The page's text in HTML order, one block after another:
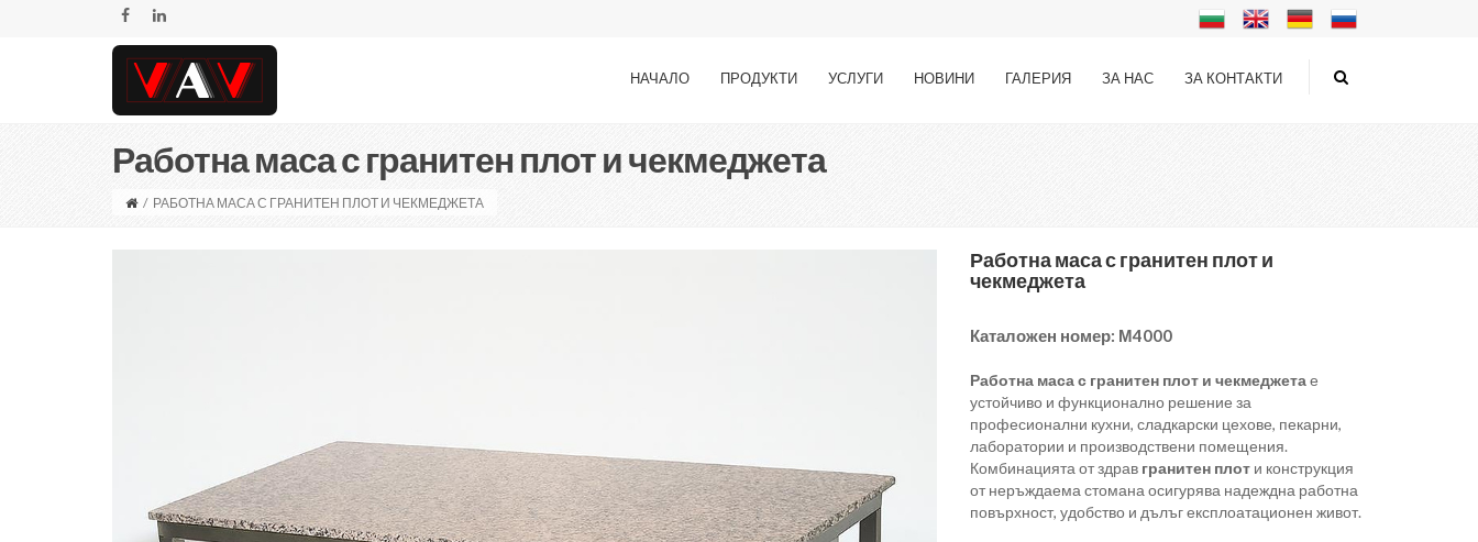
НАЧАЛО ПРОДУКТИ УСЛУГИ НОВИНИ ГАЛЕРИЯ ЗА НАС ЗА КОНТАКТИ
Работна маса с гранитен плот и чекмеджета
/ РАБОТНА МАСА С ГРАНИТЕН ПЛОТ И ЧЕКМЕДЖЕТА
Работна маса с гранитен плот и
чекмеджета
Каталожен номер: М4000
Работна маса с гранитен плот и чекмеджетае
устойчиво и функционално решение за
професионални кухни, сладкарски цехове, пекарни,
лаборатории и производствени помещения.
Комбинацията от здрав гранитен плот и конструкция
от неръждаема стомана осигурява надеждна работна
повърхност, удобство и дълъг експлоатационен живот.